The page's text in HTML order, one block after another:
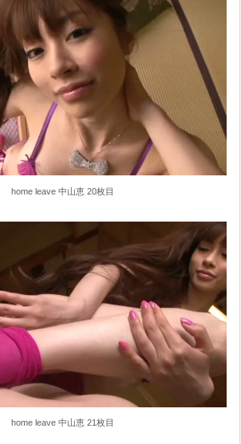
home leave 中山恵 20枚目
home leave 中山恵 21枚目